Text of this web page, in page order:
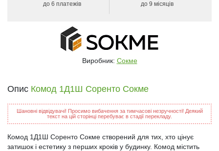
до 6 платежів
до 9 місяців
Виробник: Сокме
Опис Комод 1Д1Ш Соренто Сокме
Шановні відвідувачі! Просимо вибачення за тимчасові незручності! Деякий
текст на цій сторінці перебуває в стадії перекладу.
Комод 1Д1Ш Соренто Сокме створений для тих, хто цінує
затишок і естетику з перших кроків у будинку. Комод містить